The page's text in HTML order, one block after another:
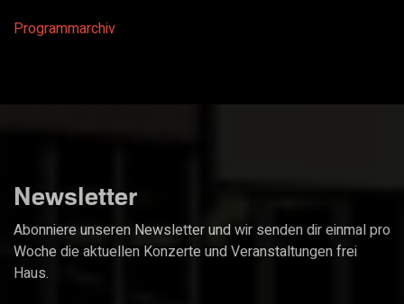
Programmarchiv
Newsletter
Abonniere unseren Newsletter und wir senden dir einmal pro
Woche die aktuellen Konzerte und Veranstaltungen frei
Haus.